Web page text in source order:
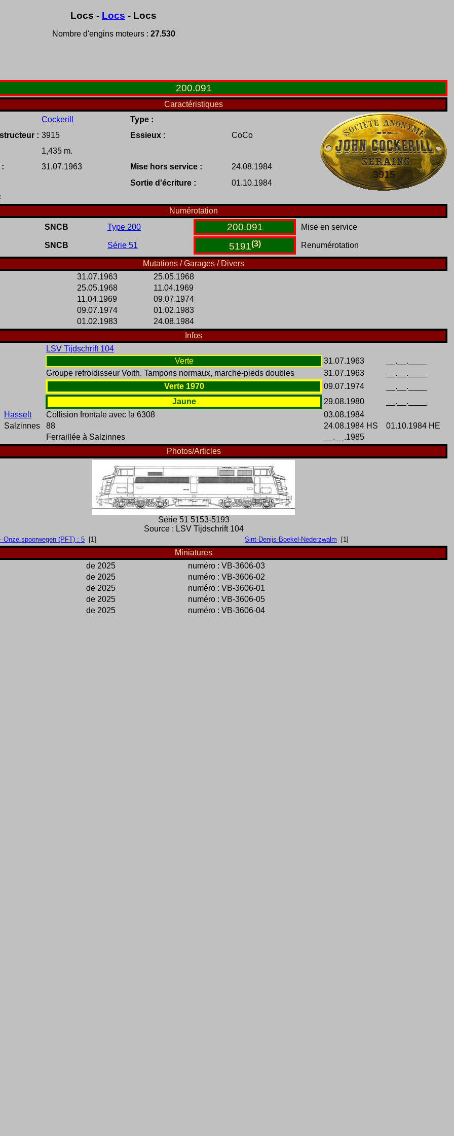
Locs - Locs - Locs
Nombre d'engins moteurs : 27.530
200.091
Caractéristiques
Cockerill Type :
3915
: 3915 Essieux :
CoCo
1,435 m.
31.07.1963 Mise hors service :
24.08.1984
Sortie d'écriture :
01.10.1984
Numérotation
SNCB Type 200 200.091 Mise en service
SNCB Série 51 5191(3) Renumérotation
Mutations / Garages / Divers
31.07.1963
25.05.1968
25.05.1968
11.04.1969
11.04.1969
09.07.1974
09.07.1974
01.02.1983
01.02.1983
24.08.1984
Infos
LSV Tijdschrift 104
Verte 31.07.1963
__.__.____
Groupe refroidisseur Voith. Tampons normaux, marche-pieds doubles 31.07.1963
__.__.____
Verte 1970 09.07.1974
__.__.____
Jaune 29.08.1980
__.__.____
Hasselt Collision frontale avec la 6308
03.08.1984
Salzinnes 88 24.08.1984 HS
01.10.1984 HE
Ferraillée à Salzinnes
__.__.1985
Photos/Articles
Série 51 5153-5193
Source : LSV Tijdschrift 104
Onze spoorwegen (PFT) : 5 [1] Sint-Denijs-Boekel-Nederzwalm [1]
Miniatures
de 2025
numéro : VB-3606-03
de 2025
numéro : VB-3606-02
de 2025
numéro : VB-3606-01
de 2025
numéro : VB-3606-05
de 2025 numéro : VB-3606-04